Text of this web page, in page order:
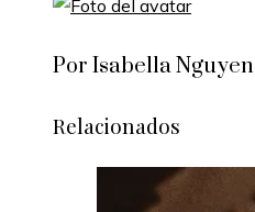
Por Isabella Nguyen
Relacionados